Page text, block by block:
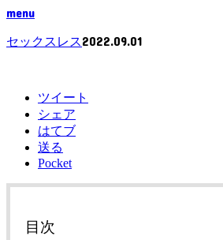
menu
セックスレス2022.09.01
ツイート
シェア
はてブ
送る
Pocket
目次